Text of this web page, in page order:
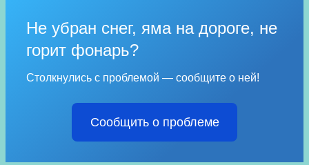
Не убран снег, яма на дороге, не
горит фонарь?
Столкнулись с проблемой — сообщите о ней!
Сообщить о проблеме